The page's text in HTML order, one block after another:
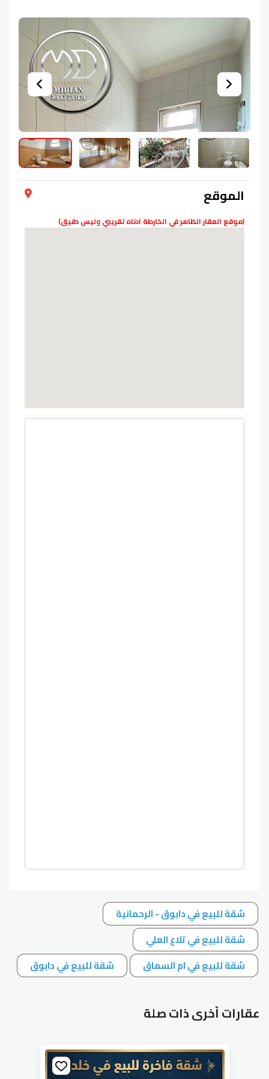
الموقع
(موقع العقار الظاهر في الخارطة ادناه تقريبي وليس دقيق)
شقة للبيع في دابوق - الرحمانية
شقة للبيع في تلاع العلي
شقة للبيع في ام السماق
شقة للبيع في دابوق
عقارات أخرى ذات صلة